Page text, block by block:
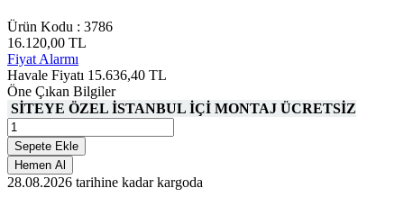
Ürün Kodu : 3786
16.120,00 TL
Fiyat Alarmı
Havale Fiyatı 15.636,40 TL
Öne Çıkan Bilgiler
SİTEYE ÖZEL İSTANBUL İÇİ MONTAJ ÜCRETSİZ
Sepete Ekle
Hemen Al
28.08.2026 tarihine kadar kargoda